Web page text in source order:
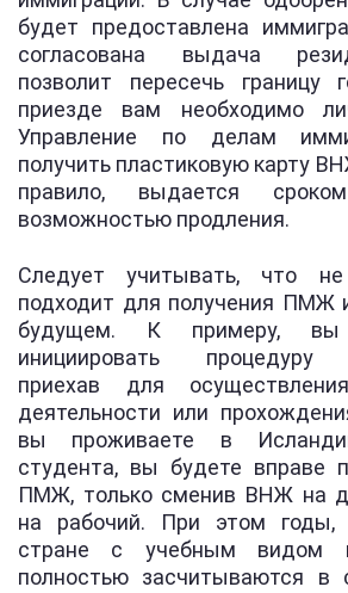
будет предоставлена
согласована выдача
позволит пересечь границу
приезде вам необходимо
Управление по делам
получить пластиковую карту
правило, выдается
возможностью продления.
Следует учитывать, что
подходит для получения ПМЖ
будущем. К примеру,
инициировать процедуру
приехав для
деятельности или
вы проживаете в
студента, вы будете вправе
ПМЖ, только сменив ВНЖ на
на рабочий. При этом годы,
стране с учебным видом
полностью засчитываются в